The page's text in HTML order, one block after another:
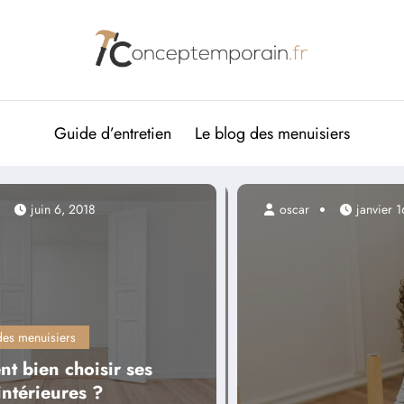
Guide d’entretien Le blog des menuisiers
menuisiers
bien choisir ses
?
juin 6, 2018 janvier 16, 2025